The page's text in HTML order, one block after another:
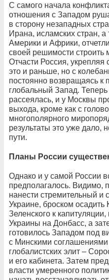
С самого начала
отношения с Западом
в сторону незападных
Ирана, исламских стран,
Америки и Африки,
своей решимости строить
Отчасти Россия, укрепляя
это и раньше, но с
постоянно возвращаясь к
глобальный Запад.
рассеялась, и у Москвы
выхода, кроме как с
многополярного
результаты это уже дало,
пути.
Планы России
Однако и у самой России
предполагалось. Видимо,
нанести стремительный и
Украине, броском
Зеленского к
Украины на Донбасс, а
готовилось Западом под
с Минскими
глобалистских элит –
и его кабинета. Затем
власти умеренного